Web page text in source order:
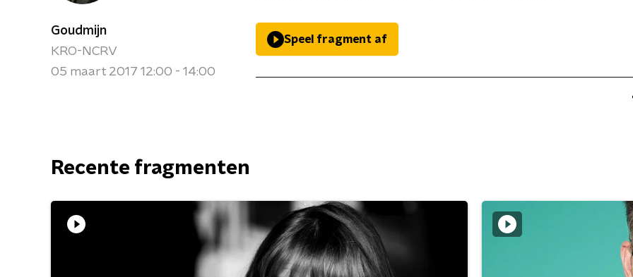
Goudmijn
KRO-NCRV
05 maart 2017 12:00 - 14:00
Speel fragment af
Recente fragmenten